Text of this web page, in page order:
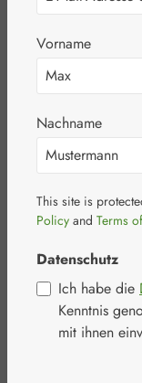
Die Bios
Aufgrund
Bestimmungen
Produkte in
dürfen. Sollte
enthalten und
Versand erfolgt
innerhalb der
bis 18:00 Uhr)
erfolgt mit der
Vorname
Nachname
This site is
Policy and Terms
Datenschutz
Ich habe die
Kenntnis
mit ihnen